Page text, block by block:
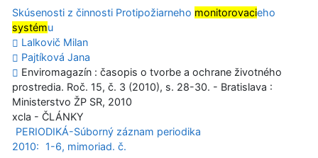
Skúsenosti z činnosti Protipožiarneho monitorovacieho
systému
Lalkovič Milan
Pajtíková Jana
Enviromagazín : časopis o tvorbe a ochrane životného
prostredia. Roč. 15, č. 3 (2010), s. 28-30. - Bratislava :
Ministerstvo ŽP SR, 2010
xcla - ČLÁNKY
PERIODIKÁ-Súborný záznam periodika
2010:
1-6, mimoriad. č.